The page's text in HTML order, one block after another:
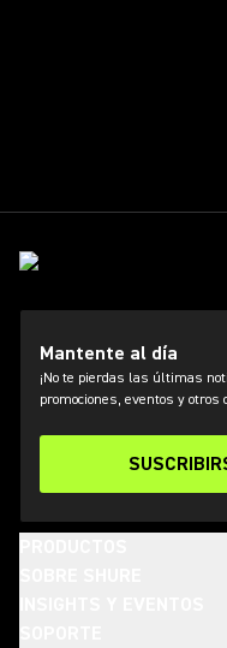
Mantente al día
¡No te pierdas las últimas
promociones, eventos y